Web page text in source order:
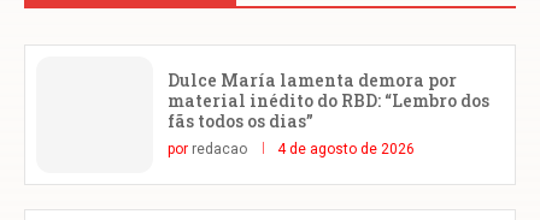
Dulce María lamenta demora por
material inédito do RBD: “Lembro dos
fãs todos os dias”
por redacao 4 de agosto de 2026